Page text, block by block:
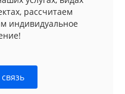
рассчитаем
индивидуальное